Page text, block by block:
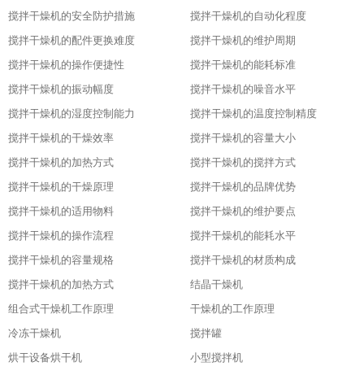
搅拌干燥机的安全防护措施
搅拌干燥机的自动化程度
搅拌干燥机的配件更换难度
搅拌干燥机的维护周期
搅拌干燥机的操作便捷性
搅拌干燥机的能耗标准
搅拌干燥机的振动幅度
搅拌干燥机的噪音水平
搅拌干燥机的湿度控制能力
搅拌干燥机的温度控制精度
搅拌干燥机的干燥效率
搅拌干燥机的容量大小
搅拌干燥机的加热方式
搅拌干燥机的搅拌方式
搅拌干燥机的干燥原理
搅拌干燥机的品牌优势
搅拌干燥机的适用物料
搅拌干燥机的维护要点
搅拌干燥机的操作流程
搅拌干燥机的能耗水平
搅拌干燥机的容量规格
搅拌干燥机的材质构成
搅拌干燥机的加热方式
结晶干燥机
组合式干燥机工作原理
干燥机的工作原理
冷冻干燥机
搅拌罐
烘干设备烘干机
小型搅拌机